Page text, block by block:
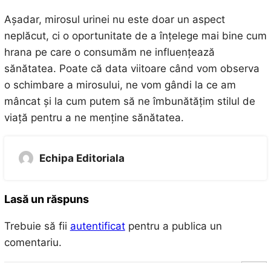
Așadar, mirosul urinei nu este doar un aspect
neplăcut, ci o oportunitate de a înțelege mai bine cum
hrana pe care o consumăm ne influențează
sănătatea. Poate că data viitoare când vom observa
o schimbare a mirosului, ne vom gândi la ce am
mâncat și la cum putem să ne îmbunătățim stilul de
viață pentru a ne menține sănătatea.
Echipa Editoriala
Lasă un răspuns
Trebuie să fii autentificatpentru a publica un
comentariu.